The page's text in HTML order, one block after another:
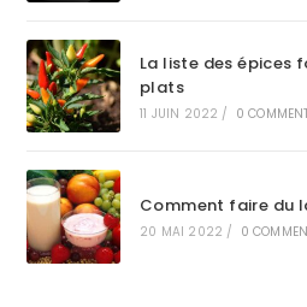
La liste des épices
plats
11 JUIN 2022 / 0
Comment faire du
20 MAI 2022 / 0